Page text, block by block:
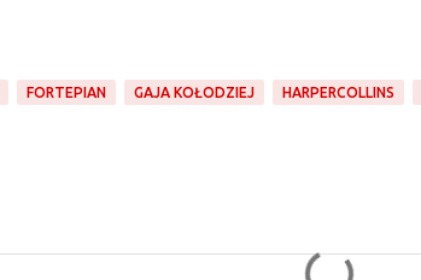
FORTEPIAN GAJA KOŁODZIEJ HARPERCOLLINS